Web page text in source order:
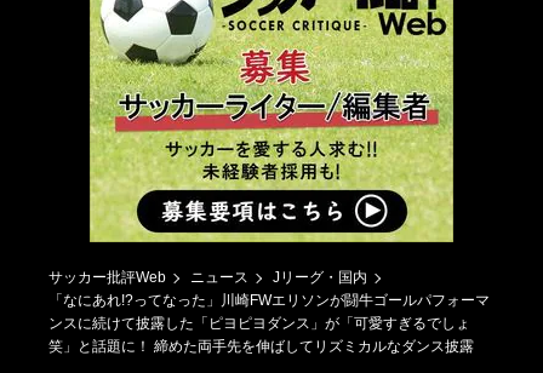
サッカー批評Web ニュース
Jリーグ・国内
「なにあれ!?ってなった」川崎FWエリソンが闘牛ゴールパフォーマ
ンスに続けて披露した「ピヨピヨダンス」が「可愛すぎるでしょ
笑」と話題に！ 締めた両手先を伸ばしてリズミカルなダンス披露